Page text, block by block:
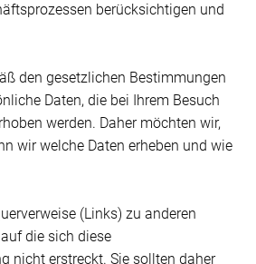
berücksichtigen und
den gesetzlichen Bestimmungen
Daten, die bei Ihrem Besuch
werden. Daher möchten wir,
wir welche Daten erheben und wie
(Links) zu anderen
die sich diese
nicht erstreckt. Sie sollten daher